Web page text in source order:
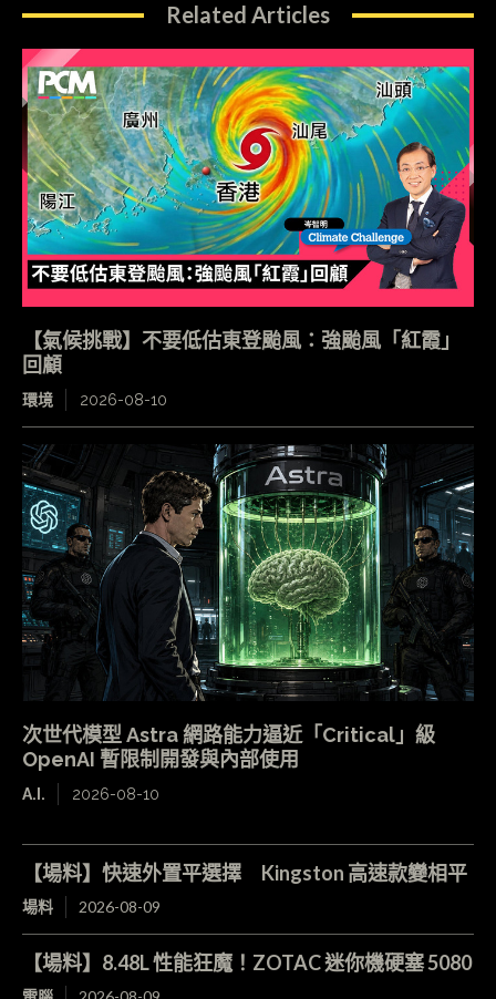
Related Articles
【氣候挑戰】不要低估東登颱風：強颱風「紅霞」
回顧
環境 2026-08-10
次世代模型 Astra 網路能力逼近「Critical」級
OpenAI 暫限制開發與內部使用
A.I. 2026-08-10
【場料】快速外置平選擇 Kingston 高速款變相平
場料 2026-08-09
【場料】8.48L 性能狂魔！ZOTAC 迷你機硬塞 5080